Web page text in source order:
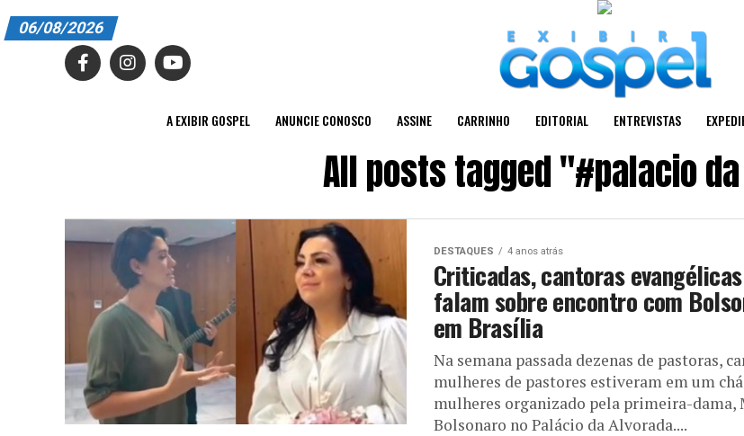
A EXIBIR GOSPEL
EDITORIAL
ENTREVISTAS
EXPEDIENTE
FINALIZAR COMPRA
HOME
LANÇAMENTOS
06/08/2026
A EXIBIR GOSPEL ANUNCIE CONOSCO ASSINE CARRINHO EDITORIAL ENTREVISTAS
All posts tagged "#palacio
DESTAQUES 4 anos atrás
Criticadas, cantoras evangélicas
falam sobre encontro com
em Brasília
Na semana passada dezenas de pastoras,
mulheres de pastores estiveram em um
mulheres organizado pela primeira-dama,
Bolsonaro no Palácio da Alvorada....